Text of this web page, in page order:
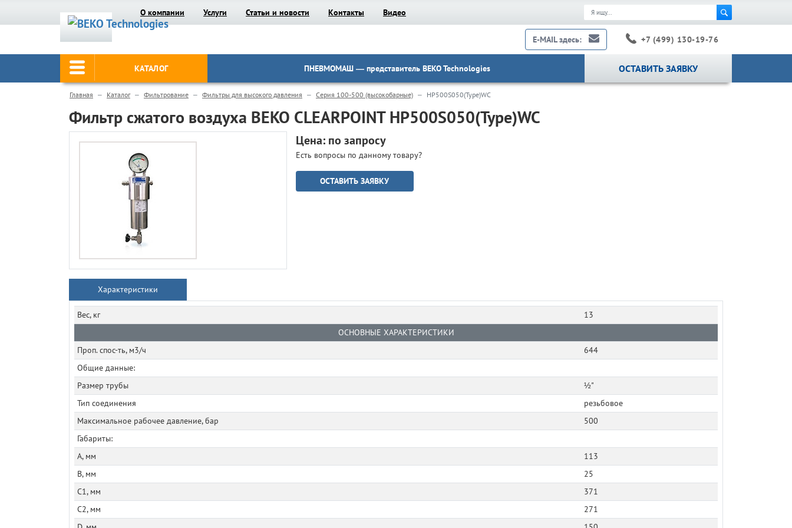
О компании Услуги Статьи и новости Контакты Видео
E-MAIL здесь: +7 (499) 130-19-76
КАТАЛОГ ПНЕВМОМАШ — представитель BEKO Technologies ОСТАВИТЬ ЗАЯВКУ
Главная Каталог Фильтрование Фильтры для высокого давления Серия 100-500 (высокобарные) HP500S050(Type)WC
Фильтр сжатого воздуха BEKO CLEARPOINT HP500S050(Type)WC
Цена: по запросу
Есть вопросы по данному товару?
ОСТАВИТЬ ЗАЯВКУ
Характеристики
Вес, кг
13
ОСНОВНЫЕ ХАРАКТЕРИСТИКИ
Проп. спос-ть, м3/ч
644
Общие данные:
Размер трубы
½"
Тип соединения
резьбовое
Максимальное рабочее давление, бар
500
Габариты:
A, мм
113
B, мм
25
C1, мм
371
C2, мм
271